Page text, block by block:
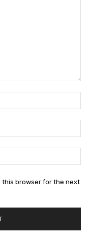
this browser for the next